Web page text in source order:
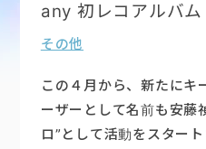
大人のコース
講師募集情報
イベント情報
any 初レコアルバ
その他
この４月から、新たにキ
ーザーとして名前も安藤
ロ”として活動をスター